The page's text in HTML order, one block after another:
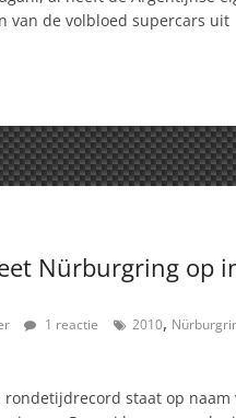
van de volbloed supercars uit
Nürburgring op
1 reactie 2010,
staat op naam